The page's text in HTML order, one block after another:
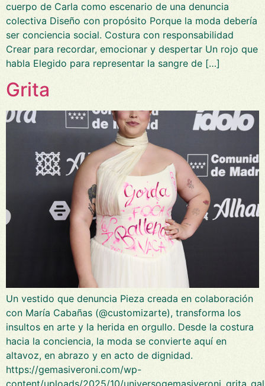
cuerpo de Carla como escenario de una denuncia
colectiva Diseño con propósito Porque la moda debería
ser conciencia social. Costura con responsabilidad
Crear para recordar, emocionar y despertar Un rojo que
habla Elegido para representar la sangre de […]
Grita
Un vestido que denuncia Pieza creada en colaboración
con María Cabañas (@customizarte), transforma los
insultos en arte y la herida en orgullo. Desde la costura
hacia la conciencia, la moda se convierte aquí en
altavoz, en abrazo y en acto de dignidad.
https://gemasiveroni.com/wp-